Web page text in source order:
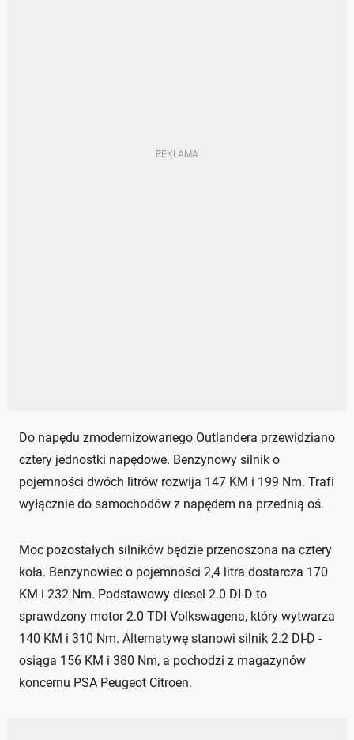
Do napędu zmodernizowanego Outlandera przewidziano
cztery jednostki napędowe. Benzynowy silnik o
pojemności dwóch litrów rozwija 147 KM i 199 Nm. Trafi
wyłącznie do samochodów z napędem na przednią oś.
Moc pozostałych silników będzie przenoszona na cztery
koła. Benzynowiec o pojemności 2,4 litra dostarcza 170
KM i 232 Nm. Podstawowy diesel 2.0 DI-D to
sprawdzony motor 2.0 TDI Volkswagena, który wytwarza
140 KM i 310 Nm. Alternatywę stanowi silnik 2.2 DI-D -
osiąga 156 KM i 380 Nm, a pochodzi z magazynów
koncernu PSA Peugeot Citroen.